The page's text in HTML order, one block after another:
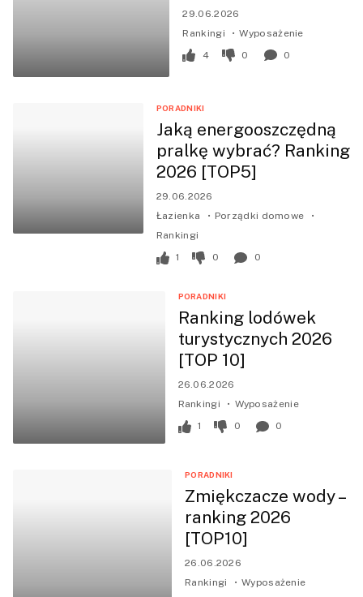
29.06.2026
Rankingi
Wyposażenie
4
0 0
PORADNIKI
29.06.2026
Jaką energooszczędną
pralkę wybrać? Ranking
2026 [TOP5]
Łazienka
Porządki domowe
Rankingi
1
0 0
PORADNIKI
26.06.2026
Ranking lodówek
turystycznych 2026
[TOP 10]
Rankingi
Wyposażenie
1
0 0
PORADNIKI
26.06.2026
Zmiękczacze wody –
ranking 2026
[TOP10]
Rankingi
Wyposażenie